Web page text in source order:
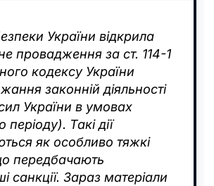
України відкрила
провадження за ст. 114-1
кодексу України
законній діяльності
України в умовах
Такі дії
як особливо тяжкі
передбачають
санкції. Зараз матеріали